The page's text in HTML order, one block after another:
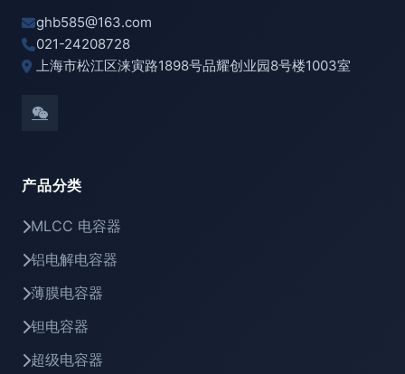
ghb585@163.com
021-24208728
上海市松江区涞寅路1898号品耀创业园8号楼1003室
产品分类
MLCC 电容器
铝电解电容器
薄膜电容器
钽电容器
超级电容器